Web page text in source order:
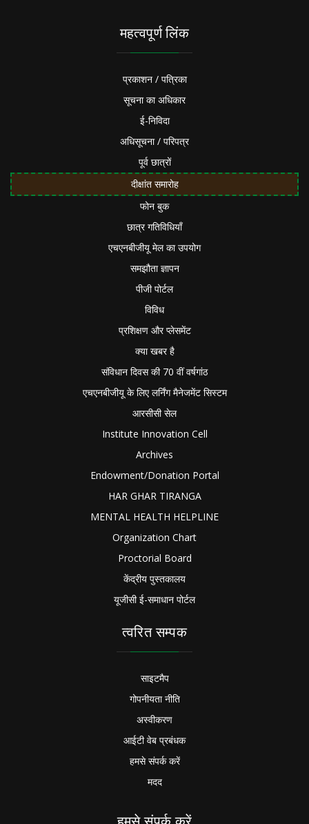
महत्वपूर्ण लिंक
प्रकाशन / पत्रिका
सूचना का अधिकार
ई-निविदा
अधिसूचना / परिपत्र
पूर्व छात्रों
दीक्षांत समारोह
फोन बुक
छात्र गतिविधियाँ
एचएनबीजीयू मेल का उपयोग
समझौता ज्ञापन
पीजी पोर्टल
विविध
प्रशिक्षण और प्लेसमेंट
क्या खबर है
संविधान दिवस की 70 वीं वर्षगांठ
एचएनबीजीयू के लिए लर्निंग मैनेजमेंट सिस्टम
आरसीसी सेल
Institute Innovation Cell
Archives
Endowment/Donation Portal
HAR GHAR TIRANGA
MENTAL HEALTH HELPLINE
Organization Chart
Proctorial Board
केंद्रीय पुस्तकालय
यूजीसी ई-समाधान पोर्टल
त्वरित सम्पक
साइटमैप
गोपनीयता नीति
अस्वीकरण
आईटी वेब प्रबंधक
हमसे संपर्क करें
मदद